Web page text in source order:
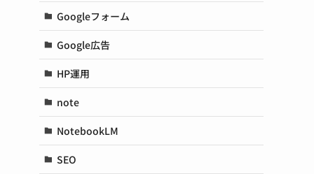
Googleフォーム
Google広告
HP運用
note
NotebookLM
SEO